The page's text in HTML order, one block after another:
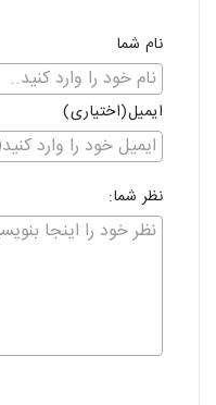
نام شما
ایمیل(اختیاری)
نظر شما: